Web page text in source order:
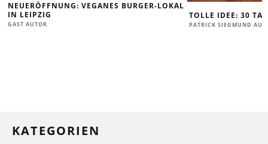
NEUERÖFFNUNG: VEGANES BURGER-LOKAL
IN LEIPZIG
GAST AUTOR
TOLLE IDEE: 30
PATRICK SIEGMUND
KATEGORIEN